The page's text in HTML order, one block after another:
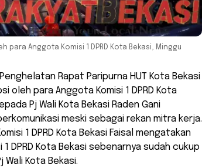
para Anggota Komisi 1 DPRD Kota Bekasi, Minggu
– Penghelatan Rapat Paripurna HUT Kota Bekasi
oleh para Anggota Komisi 1 DPRD Kota
Pj Wali Kota Bekasi Raden Gani
meski sebagai rekan mitra kerja.
1 DPRD Kota Bekasi Faisal mengatakan
1 DPRD Kota Bekasi sebenarnya sudah cukup
Kota Bekasi.